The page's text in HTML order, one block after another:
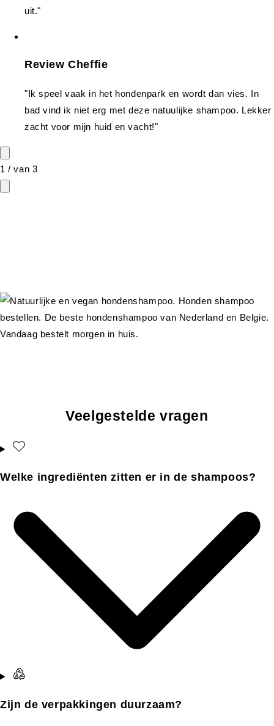
uit."
Review Cheffie
"Ik speel vaak in het hondenpark en wordt dan vies. In
bad vind ik niet erg met deze natuulijke shampoo. Lekker
zacht voor mijn huid en vacht!"
1 /van 3
Veelgestelde vragen
Welke ingrediënten zitten er in de shampoos?
Zijn de verpakkingen duurzaam?